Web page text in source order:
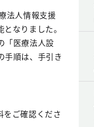
法人情報支援
なりました。
「医療法人設
手順は、手引き
をご確認くださ